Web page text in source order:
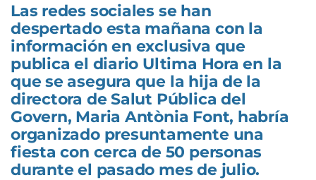
Las redes sociales se han
despertado esta mañana con la
información en exclusiva que
publica el diario Ultima Hora en la
que se asegura que la hija de la
directora de Salut Pública del
Govern, Maria Antònia Font, habría
organizado presuntamente una
fiesta con cerca de 50 personas
durante el pasado mes de julio.